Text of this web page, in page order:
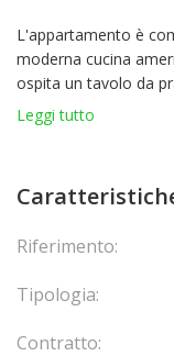
L'appartamento è
moderna cucina
ospita un tavolo da
ospita una camera
essere utilizzata
L'appartamento
Leggi tutto
Riferimento:
Tipologia:
Contratto: